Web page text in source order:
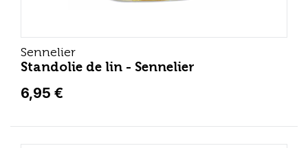
Sennelier
Standolie de lin - Sennelier
6,95 €